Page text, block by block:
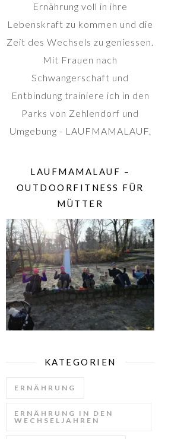
Ernährung voll in ihre
Lebenskraft zu kommen und die
Zeit des Wechsels zu geniessen.
Mit Frauen nach
Schwangerschaft und
Entbindung trainiere ich in den
Parks von Zehlendorf und
Umgebung - LAUFMAMALAUF.
LAUFMAMALAUF –
OUTDOORFITNESS FÜR
MÜTTER
KATEGORIEN
ERNÄHRUNG
ERNÄHRUNG IN DEN
WECHSELJAHREN